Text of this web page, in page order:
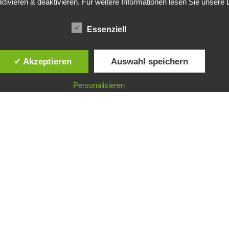
& deaktivieren. Für weitere Informationen lesen Sie unsere
Essenziell
✓ Akzeptieren Auswahl speichern
Personalisieren